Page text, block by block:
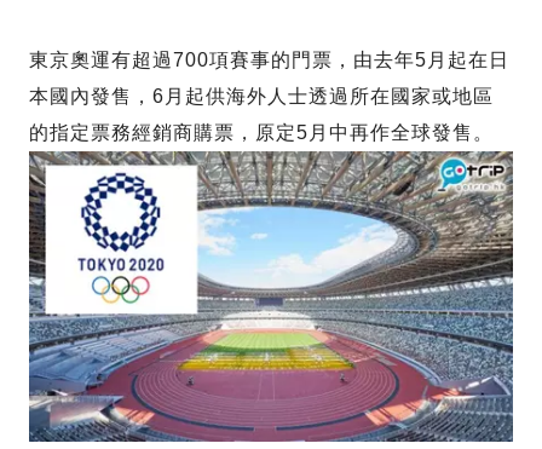
東京奧運有超過700項賽事的門票，由去年5月起在日
本國內發售，6月起供海外人士透過所在國家或地區
的指定票務經銷商購票，原定5月中再作全球發售。